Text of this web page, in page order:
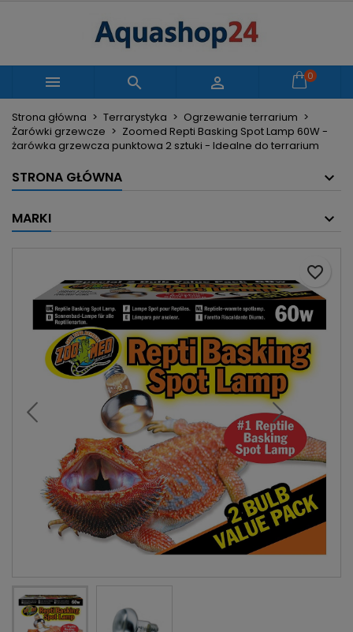
   0
Strona główna Terrarystyka
Ogrzewanie terrarium
Żarówki grzewcze
Zoomed Repti Basking Spot Lamp 60W -
żarówka grzewcza punktowa 2 sztuki - Idealne do terrarium
STRONA GŁÓWNA
MARKI
favorite_border
Moje listy życzeń
add_circle_outline Utwórz nową listę
Utwórz listę życzeń
Nazwa listy życzeń
Zaloguj się
Musisz być zalogowany by zapisać produkty na
swojej liście życzeń.
Anuluj Zaloguj się